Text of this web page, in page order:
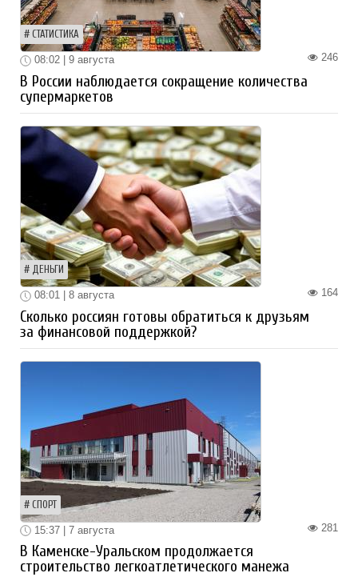
СТАТИСТИКА
246
08:02 | 9 августа
В России наблюдается сокращение количества
супермаркетов
ДЕНЬГИ
164
08:01 | 8 августа
Сколько россиян готовы обратиться к друзьям
за финансовой поддержкой?
СПОРТ
281
15:37 | 7 августа
В Каменске-Уральском продолжается
строительство легкоатлетического манежа